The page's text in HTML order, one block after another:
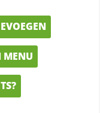
MENU